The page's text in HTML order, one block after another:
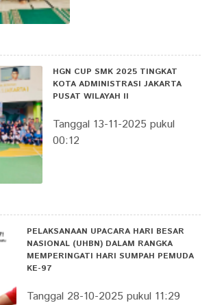
HGN CUP SMK 2025 TINGKAT
KOTA ADMINISTRASI JAKARTA
PUSAT WILAYAH II
Tanggal 13-11-2025 pukul
00:12
PELAKSANAAN UPACARA HARI BESAR
NASIONAL (UHBN) DALAM RANGKA
MEMPERINGATI HARI SUMPAH PEMUDA
KE-97
Tanggal 28-10-2025 pukul 11:29